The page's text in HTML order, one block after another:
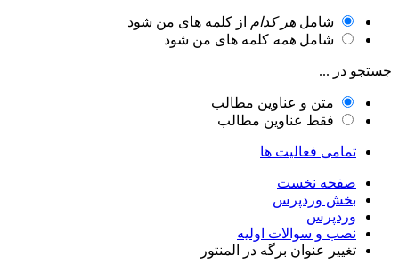
شامل هر کدام از کلمه های من شود
شامل همه کلمه های من شود
جستجو در ...
متن و عناوین مطالب
فقط عناوین مطالب
تمامی فعالیت ها
صفحه نخست
بخش وردپرس
وردپرس
نصب و سوالات اولیه
تغییر عنوان برگه در المنتور